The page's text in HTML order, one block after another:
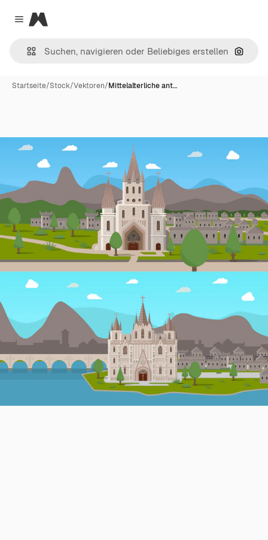
Close menu
Magnific
Nach
Startseite/Stock/Vektoren/Mittelalterliche ant…